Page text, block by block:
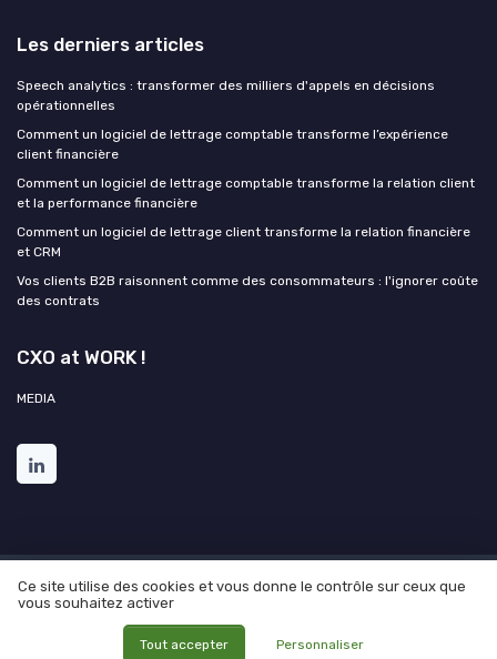
Les derniers articles
Speech analytics : transformer des milliers d'appels en décisions
opérationnelles
Comment un logiciel de lettrage comptable transforme l’expérience
client financière
Comment un logiciel de lettrage comptable transforme la relation client
et la performance financière
Comment un logiciel de lettrage client transforme la relation financière
et CRM
Vos clients B2B raisonnent comme des consommateurs : l'ignorer coûte
des contrats
CXO at WORK !
MEDIA
Mentions légales Politique de confidentialité
Grande
Enquête 2025 sur l'IA et les directions de l'expérience client
© CXO at WORK ! 2026
Ce site utilise des cookies et vous donne le contrôle sur ceux que
vous souhaitez activer
Tout accepter Personnaliser